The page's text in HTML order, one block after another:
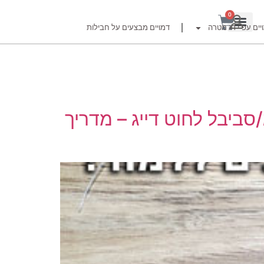
לדייג זרזור
0
עפ"י דג מטרה דמויים מבצעים על חבילות
לחוט דייג – מדריך